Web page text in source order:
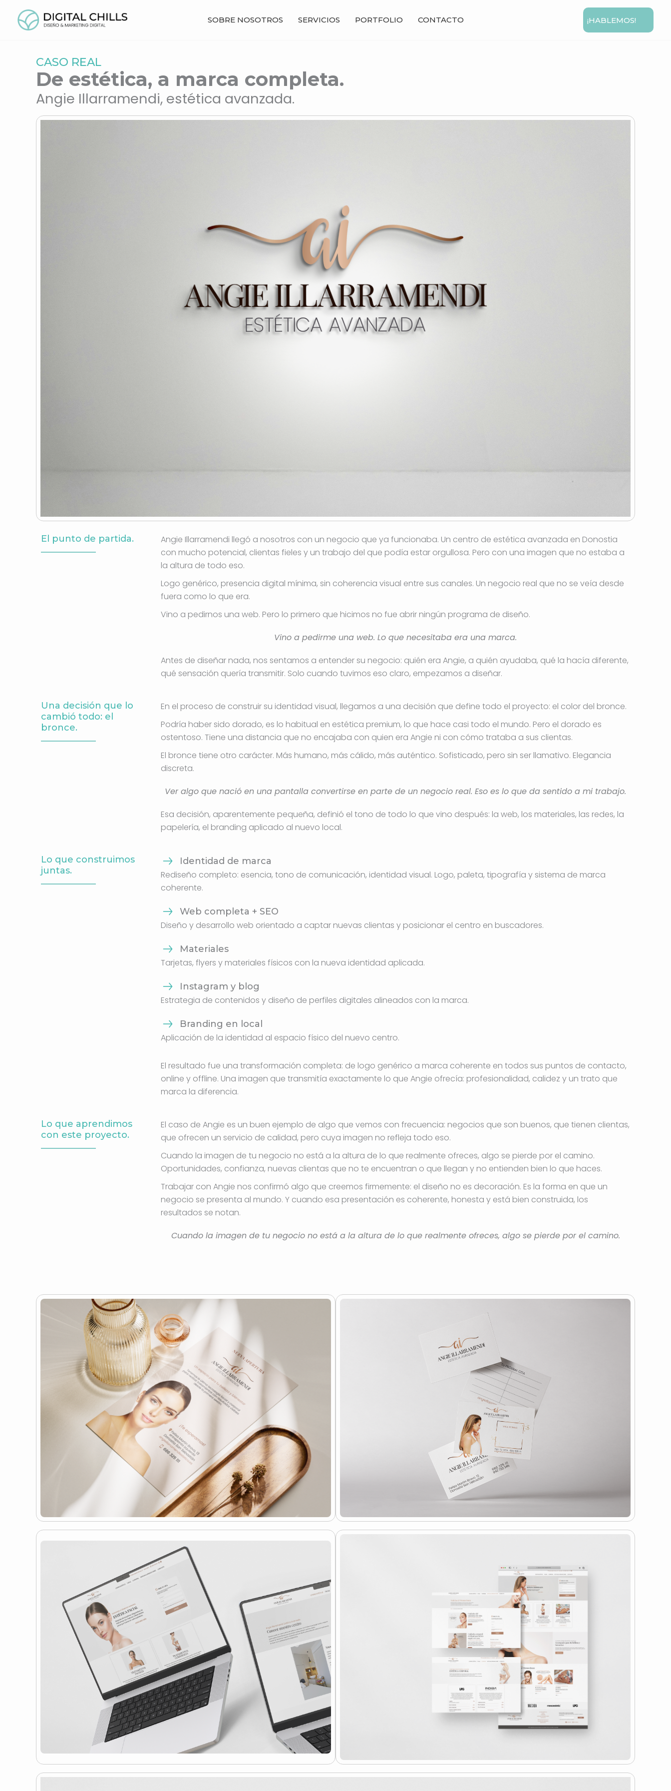
contenido
SOBRE NOSOTROS SERVICIOS PORTFOLIO CONTACTO ¡HABLEMOS!
CASO REAL
De estética, a marca completa.
Angie Illarramendi, estética avanzada.
El punto de partida.
Angie Illarramendi llegó a nosotros con un negocio que ya funcionaba. Un centro de estética avanzada en Donostia
con mucho potencial, clientas fieles y un trabajo del que podía estar orgullosa. Pero con una imagen que no estaba a
la altura de todo eso.
Logo genérico, presencia digital mínima, sin coherencia visual entre sus canales. Un negocio real que no se veía desde
fuera como lo que era.
Vino a pedirnos una web. Pero lo primero que hicimos no fue abrir ningún programa de diseño.
Vino a pedirme una web. Lo que necesitaba era una marca.
Antes de diseñar nada, nos sentamos a entender su negocio: quién era Angie, a quién ayudaba, qué la hacía diferente,
qué sensación quería transmitir. Solo cuando tuvimos eso claro, empezamos a diseñar.
Una decisión que lo
cambió todo: el
bronce.
En el proceso de construir su identidad visual, llegamos a una decisión que define todo el proyecto: el color del bronce.
Podría haber sido dorado, es lo habitual en estética premium, lo que hace casi todo el mundo. Pero el dorado es
ostentoso. Tiene una distancia que no encajaba con quien era Angie ni con cómo trataba a sus clientas.
El bronce tiene otro carácter. Más humano, más cálido, más auténtico. Sofisticado, pero sin ser llamativo. Elegancia
discreta.
Ver algo que nació en una pantalla convertirse en parte de un negocio real. Eso es lo que da sentido a mi trabajo.
Esa decisión, aparentemente pequeña, definió el tono de todo lo que vino después: la web, los materiales, las redes, la
papelería, el branding aplicado al nuevo local.
Lo que construimos
juntas.
Identidad de marca
Rediseño completo: esencia, tono de comunicación, identidad visual. Logo, paleta, tipografía y sistema de marca
coherente.
Web completa + SEO
Diseño y desarrollo web orientado a captar nuevas clientas y posicionar el centro en buscadores.
Materiales
Tarjetas, flyers y materiales físicos con la nueva identidad aplicada.
Instagram y blog
Estrategia de contenidos y diseño de perfiles digitales alineados con la marca.
Branding en local
Aplicación de la identidad al espacio físico del nuevo centro.
El resultado fue una transformación completa: de logo genérico a marca coherente en todos sus puntos de contacto,
online y offline. Una imagen que transmitía exactamente lo que Angie ofrecía: profesionalidad, calidez y un trato que
marca la diferencia.
Lo que aprendimos
con este proyecto.
El caso de Angie es un buen ejemplo de algo que vemos con frecuencia: negocios que son buenos, que tienen clientas,
que ofrecen un servicio de calidad, pero cuya imagen no refleja todo eso.
Cuando la imagen de tu negocio no está a la altura de lo que realmente ofreces, algo se pierde por el camino.
Oportunidades, confianza, nuevas clientas que no te encuentran o que llegan y no entienden bien lo que haces.
Trabajar con Angie nos confirmó algo que creemos firmemente: el diseño no es decoración. Es la forma en que un
negocio se presenta al mundo. Y cuando esa presentación es coherente, honesta y está bien construida, los
resultados se notan.
Cuando la imagen de tu negocio no está a la altura de lo que realmente ofreces, algo se pierde por el camino.